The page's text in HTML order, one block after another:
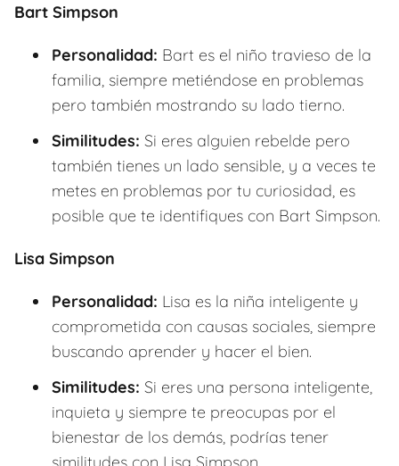
Bart Simpson
Personalidad: Bart es el niño travieso de la
familia, siempre metiéndose en problemas
pero también mostrando su lado tierno.
Similitudes: Si eres alguien rebelde pero
también tienes un lado sensible, y a veces te
metes en problemas por tu curiosidad, es
posible que te identifiques con Bart Simpson.
Lisa Simpson
Personalidad: Lisa es la niña inteligente y
comprometida con causas sociales, siempre
buscando aprender y hacer el bien.
Similitudes: Si eres una persona inteligente,
inquieta y siempre te preocupas por el
bienestar de los demás, podrías tener
similitudes con Lisa Simpson.